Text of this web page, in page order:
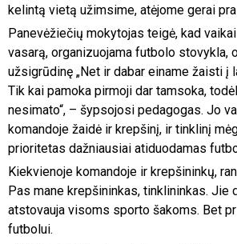
kelintą vietą užimsime, atėjome gerai
Panevėžiečių mokytojas teigė, kad
vasarą, organizuojama futbolo stovykla,
užsigrūdinę „Net ir dabar einame žaisti į
Tik kai pamoka pirmoji dar tamsoka,
nesimato“, – šypsojosi pedagogas. Jo
komandoje žaidė ir krepšinį, ir tinklinį
prioritetas dažniausiai atiduodamas
Kiekvienoje komandoje ir krepšininkų,
Pas mane krepšininkas, tinklininkas. Jie
atstovauja visoms sporto šakoms. Bet
futbolui.